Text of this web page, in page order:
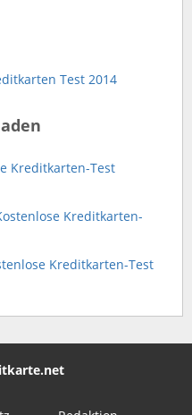
Test 2014
Kreditkarten-Test
Kreditkarten-
Kreditkarten-Test